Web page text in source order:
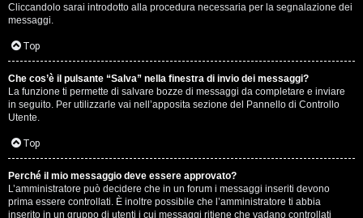
Cliccandolo sarai introdotto alla procedura necessaria per la segnalazione dei
messaggi.
Top
Che cos’è il pulsante “Salva” nella finestra di invio dei messaggi?
La funzione ti permette di salvare bozze di messaggi da completare e inviare
in seguito. Per utilizzarle vai nell’apposita sezione del Pannello di Controllo
Utente.
Top
Perché il mio messaggio deve essere approvato?
L’amministratore può decidere che in un forum i messaggi inseriti devono
prima essere controllati. È inoltre possibile che l’amministratore ti abbia
inserito in un gruppo di utenti i cui messaggi ritiene che vadano controllati
r
a
t
e
c
o
n